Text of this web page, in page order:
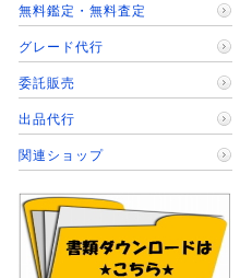
無料鑑定・無料査定
グレード代行
委託販売
出品代行
関連ショップ